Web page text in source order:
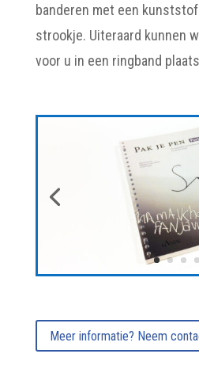
banderen met een
strookje. Uiteraard kunnen
voor u in een ringband
Meer informatie? Neem